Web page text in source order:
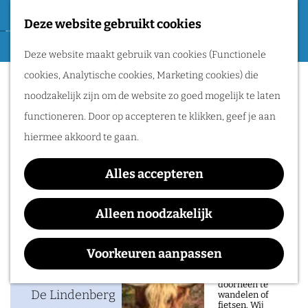
Deze website gebruikt cookies
Deze website maakt gebruik van cookies (Functionele
cookies, Analytische cookies, Marketing cookies) die
noodzakelijk zijn om de website zo goed mogelijk te laten
functioneren. Door op accepteren te klikken, geef je aan
hiermee akkoord te gaan.
Alles accepteren
Alleen noodzakelijk
Voorkeuren aanpassen
a
F
a
v
o
r
i
e
e
M
e
n
u
Routes
Wandelen
Fietsen
Routeplanner
Natuurgebieden
in het Rijk van
natuur in het Rijk
van Nijmegen is
doorheen te
wandelen of
fietsen. Wij
Tg. Winterberg
Waar:
De Lindenberg
zondag 17 januari 2027
Contact
De Lindenberg
De Lindenberg